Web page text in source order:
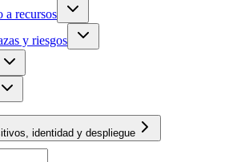
a recursos
y riesgos
identidad y despliegue